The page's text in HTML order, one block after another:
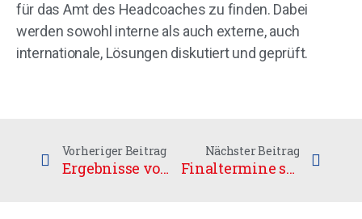
für das Amt des Headcoaches zu finden. Dabei
werden sowohl interne als auch externe, auch
internationale, Lösungen diskutiert und geprüft.
Vorheriger Beitrag
Ergebnisse vom Wochenende
Nächster Beitrag
Finaltermine stehen fest